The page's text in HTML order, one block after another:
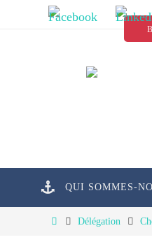
QUI SOMMES-
HomeDélégation